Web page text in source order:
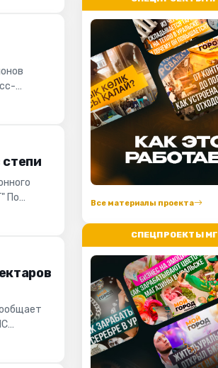
По
Все материалы проекта
СПЕЦПРОЕКТЫ МГ